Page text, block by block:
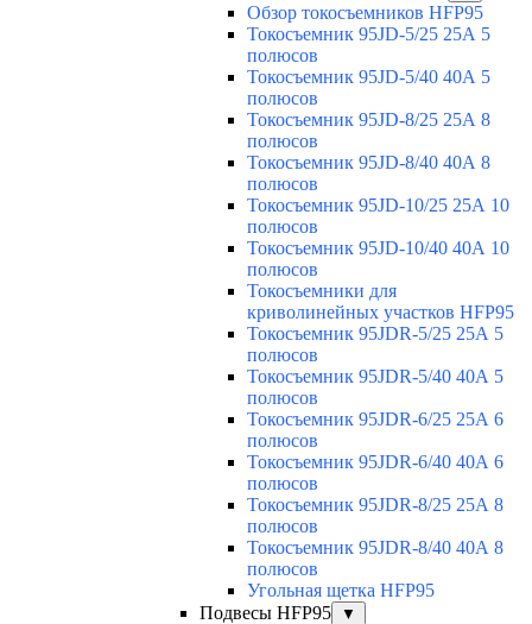
Обзор токосъемников HFP95
Токосъемник 95JD-5/25 25А 5
полюсов
Токосъемник 95JD-5/40 40А 5
полюсов
Токосъемник 95JD-8/25 25А 8
полюсов
Токосъемник 95JD-8/40 40А 8
полюсов
Токосъемник 95JD-10/25 25А 10
полюсов
Токосъемник 95JD-10/40 40А 10
полюсов
Токосъемники для
криволинейных участков HFP95
Токосъемник 95JDR-5/25 25А 5
полюсов
Токосъемник 95JDR-5/40 40А 5
полюсов
Токосъемник 95JDR-6/25 25А 6
полюсов
Токосъемник 95JDR-6/40 40А 6
полюсов
Токосъемник 95JDR-8/25 25А 8
полюсов
Токосъемник 95JDR-8/40 40А 8
полюсов
Угольная щетка HFP95
Подвесы HFP95
▼